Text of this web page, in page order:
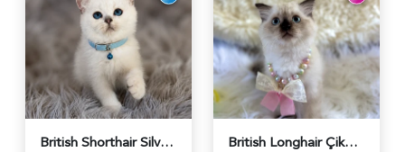
British Shorthair Silver Point Erkek 2 Aylık - 6122 British Longhair Çikolata Nadir Renk Göz Kamaştırıcı - 6117